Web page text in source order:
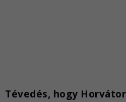
Tévedés, hogy